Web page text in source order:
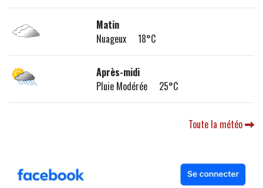
Matin
Nuageux 18°C
Après-midi
Pluie Modérée 25°C
Toute la météo